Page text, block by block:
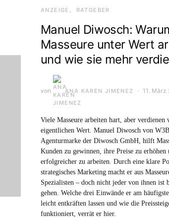
ANZEIGE RATGEBER
Manuel Diwosch:
Masseure unter Wert
und wie sie mehr
von ANA KAREN JIMENEZ 11. März
Viele Masseure arbeiten hart, aber verdienen
eigentlichen Wert. Manuel Diwosch von
Agenturmarke der Diwosch GmbH, hilft
Kunden zu gewinnen, ihre Preise zu
erfolgreicher zu arbeiten. Durch eine klare
strategisches Marketing macht er aus
Spezialisten – doch nicht jeder von ihnen ist
gehen. Welche drei Einwände er am
leicht entkräften lassen und wie die
funktioniert, verrät er hier.